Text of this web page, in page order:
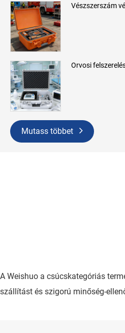
Vészszerszám
Orvosi
Mutass többet
A Weishuo a csúcskategóriás
szállítást és szigorú minőség-